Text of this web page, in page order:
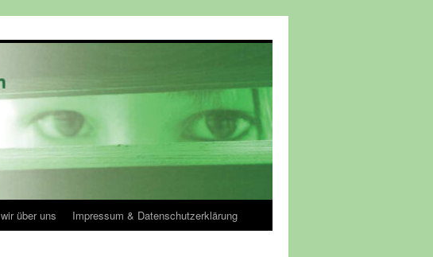
wir über uns Impressum & Datenschutzerklärung